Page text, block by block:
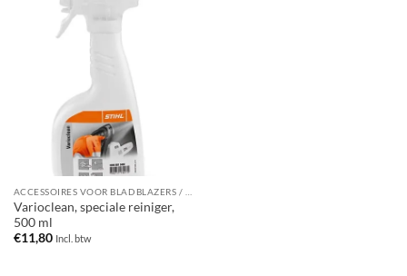
Varioclean, speciale reiniger,
500 ml
€11,80 Incl. btw